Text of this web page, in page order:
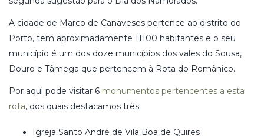
A cidade de Marco de Canaveses pertence ao distrito do
Porto, tem aproximadamente 11100 habitantes e o seu
município é um dos doze municípios dos vales do Sousa,
Douro e Tâmega que pertencem à Rota do Românico.
Por aqui pode visitar 6 monumentos pertencentes a esta
rota, dos quais destacamos três:
Igreja Santo André de Vila Boa de Quires